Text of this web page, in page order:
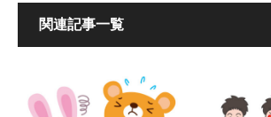
関連記事一覧